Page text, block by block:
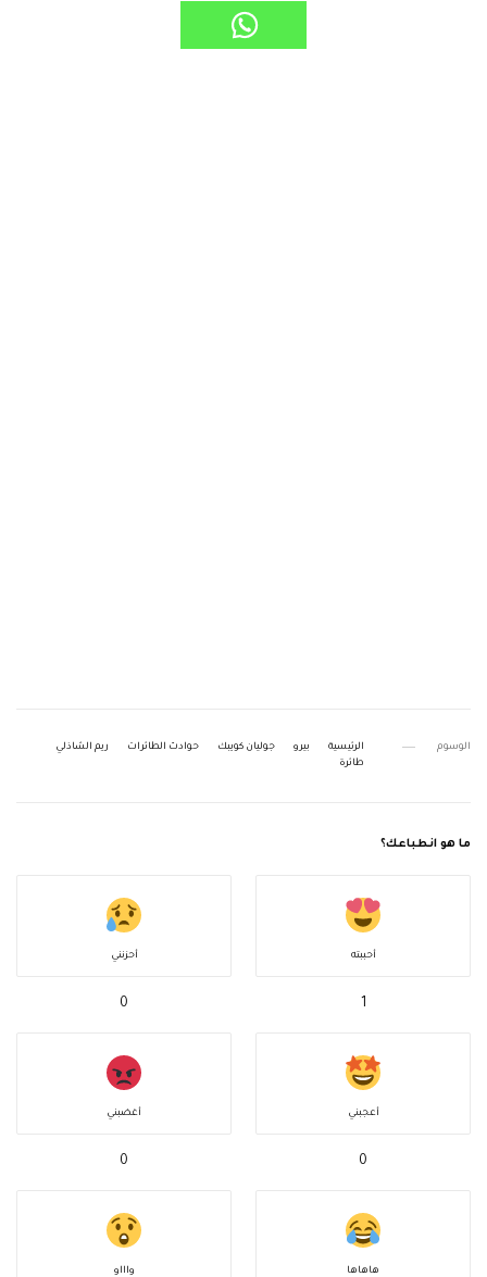
الوسوم الرئيسية بيرو جوليان كويبك حوادث الطائرات
ريم الشاذلي
طائرة
ما هو انطباعك؟
أحببته
1
أحزنني
0
أعجبني
0
أغضبني
0
هاهاها واااو